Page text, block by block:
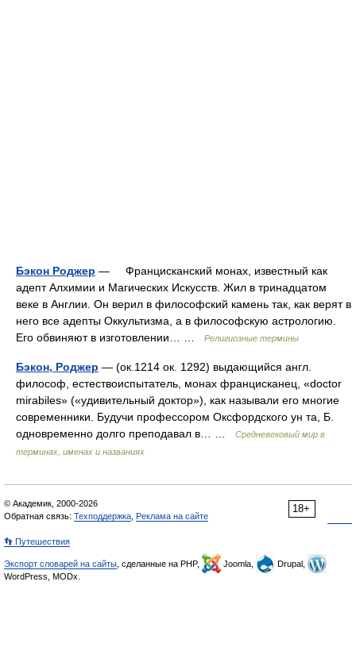
Бэкон Роджер — Францисканский монах, известный как
адепт Алхимии и Магических Искусств. Жил в тринадцатом
веке в Англии. Он верил в философский камень так, как верят в
него все адепты Оккультизма, а в философскую астрологию.
Его обвиняют в изготовлении… …
Религиозные термины
Бэкон, Роджер — (ок.1214 ок. 1292) выдающийся англ.
философ, естествоиспытатель, монах францисканец, «doctor
mirabiles» («удивительный доктор»), как называли его многие
современники. Будучи профессором Оксфордского ун та, Б.
одновременно долго преподавал в… …
Средневековый мир в
терминах, именах и названиях
18+
© Академик, 2000-2026
Обратная связь: Техподдержка Реклама на сайте
👣 Путешествия
Экспорт словарей на сайты , сделанные на PHP, Joomla,
Drupal,
WordPress, MODx.